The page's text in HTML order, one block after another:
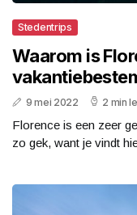
Stedentrips
Waarom is
9 mei 2022 2 min
Florence is een zeer
zo gek, want je vindt